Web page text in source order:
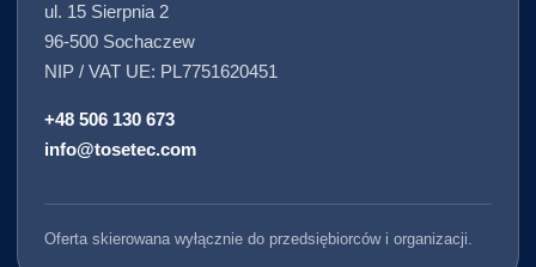
ul. 15 Sierpnia 2
96-500 Sochaczew
NIP / VAT UE: PL7751620451
+48 506 130 673
info@tosetec.com
Oferta skierowana wyłącznie do przedsiębiorców i organizacji.